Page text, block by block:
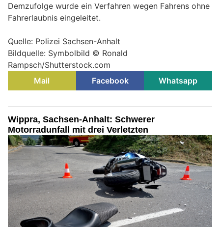
Demzufolge wurde ein Verfahren wegen Fahrens ohne
Fahrerlaubnis eingeleitet.
Quelle: Polizei Sachsen-Anhalt
Bildquelle: Symbolbild © Ronald
Rampsch/Shutterstock.com
Mail
Facebook Whatsapp
Wippra, Sachsen-Anhalt: Schwerer
Motorradunfall mit drei Verletzten